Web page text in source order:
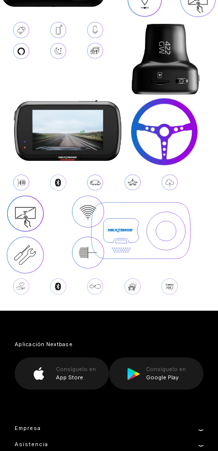
Empresa
Sobre nosotros
Asistencia
Aplicación Nextbase
Consíguelo en
App Store
Consíguelo en
Google Play